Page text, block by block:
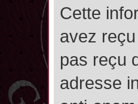
Cette
avez
pas reçu
adresse